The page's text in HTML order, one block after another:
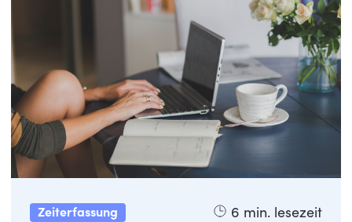
Zeiterfassung 6 min. lesezeit